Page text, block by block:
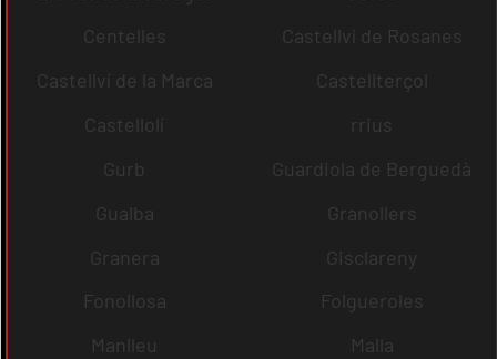
Centelles
Castellví de Rosanes
Castellví de la Marca
Castellterçol
Castellolí
rrius
Gurb
Guardiola de Berguedà
Gualba
Granollers
Granera
Gisclareny
Fonollosa
Folgueroles
Manlleu
Malla